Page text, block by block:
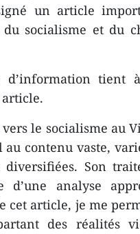
un article
socialisme et du
d’information tient
le socialisme au
contenu vaste,
Son
d’une analyse
cet article, je me
des réalités